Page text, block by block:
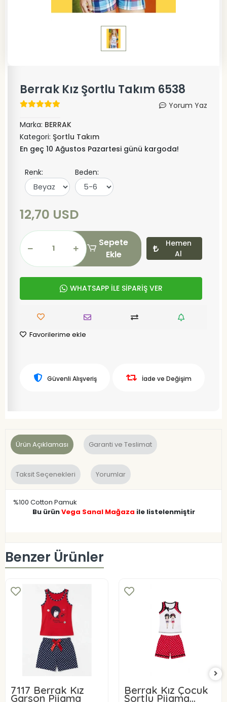
Berrak Kız Şortlu Takım 6538
Yorum Yaz
Marka: BERRAK
Kategori: Şortlu Takım
En geç 10 Ağustos Pazartesi günü kargoda!
Renk: Beden:
12,70 USD
Sepete
Ekle
Hemen
Al
WHATSAPP İLE SİPARİŞ VER
Favorilerime ekle
Güvenli Alışveriş İade ve Değişim
Ürün Açıklaması Garanti ve Teslimat
Taksit Seçenekleri Yorumlar
%100 Cotton Pamuk
Bu ürünVega Sanal Mağaza ile listelenmiştir
Benzer Ürünler
7117 Berrak Kız
Garson Pijama
Berrak Kız Çocuk
Şortlu Pijama